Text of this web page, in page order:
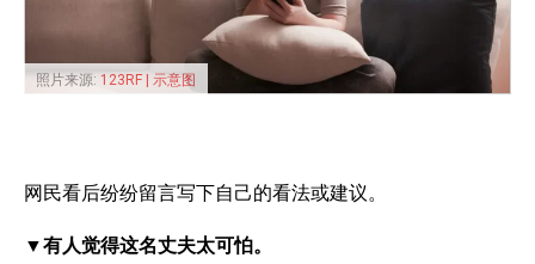
照片来源: 123RF | 示意图
网民看后纷纷留言写下自己的看法或建议。
▼有人觉得这名丈夫太可怕。